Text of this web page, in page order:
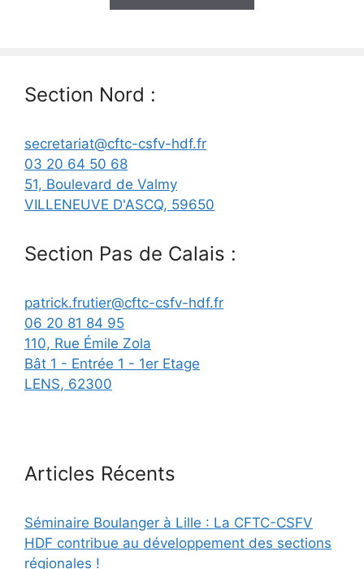
Section Nord :
secretariat@cftc-csfv-hdf.fr
03 20 64 50 68
51, Boulevard de Valmy
VILLENEUVE D'ASCQ, 59650
Section Pas de Calais :
patrick.frutier@cftc-csfv-hdf.fr
06 20 81 84 95
110, Rue Émile Zola
Bât 1 - Entrée 1 - 1er Etage
LENS, 62300
Articles Récents
Séminaire Boulanger à Lille : La CFTC-CSFV
HDF contribue au développement des sections
régionales !